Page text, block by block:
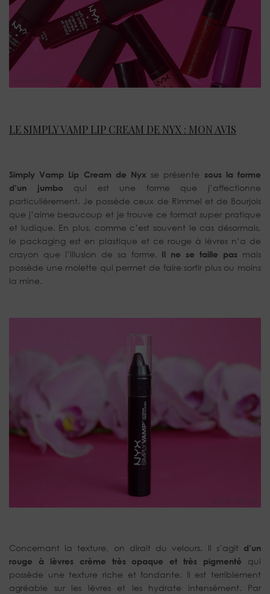
LE SIMPLY VAMP LIP CREAM DE NYX : MON AVIS
Simply Vamp Lip Cream de Nyx se présente sous la forme
d’un jumbo qui est une forme que j’affectionne
particulièrement. Je possède ceux de Rimmel et de Bourjois
que j’aime beaucoup et je trouve ce format super pratique
et ludique. En plus, comme c’est souvent le cas désormais,
le packaging est en plastique et ce rouge à lèvres n’a de
crayon que l’illusion de sa forme. Il ne se taille pas mais
possède une molette qui permet de faire sortir plus ou moins
la mine.
Concernant la texture, on dirait du velours. Il s’agit d’un
rouge à lèvres crème très opaque et très pigmenté qui
possède une texture riche et fondante. Il est terriblement
agréable sur les lèvres et les hydrate intensément. Par